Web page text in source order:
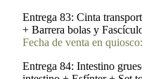
Entrega 83: Cinta
+ Barrera bolas y
Fecha de venta en
Entrega 84: Intestino